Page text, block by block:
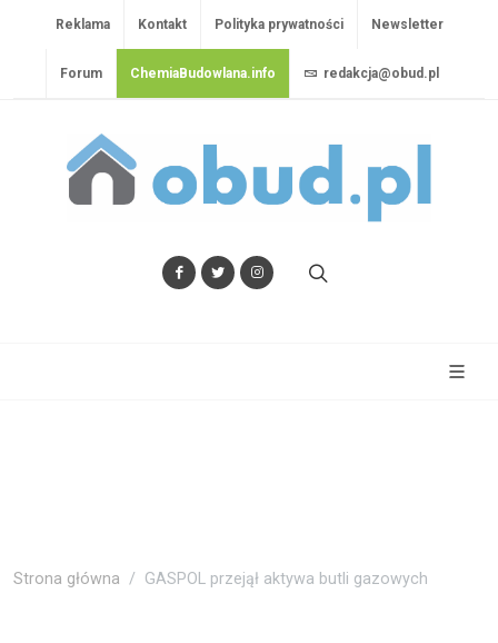
Reklama Kontakt Polityka prywatności Newsletter
Forum ChemiaBudowlana.info redakcja@obud.pl
Strona główna GASPOL przejął aktywa butli gazowych